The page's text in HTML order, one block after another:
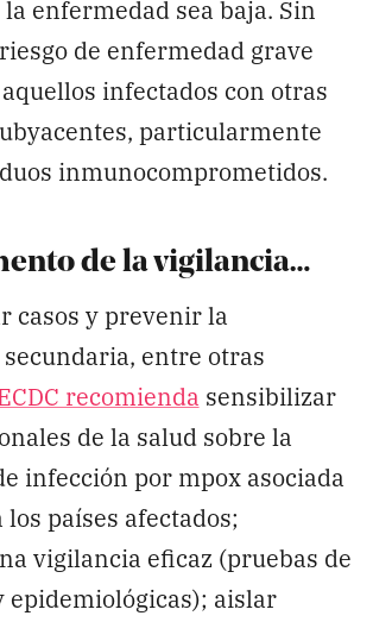
enfermedad sea baja. Sin
de enfermedad grave
infectados con otras
particularmente
inmunocomprometidos.
de la vigilancia…
casos y prevenir la
entre otras
recomienda sensibilizar
de la salud sobre la
infección por mpox asociada
los países afectados;
vigilancia eficaz (pruebas de
epidemiológicas); aislar